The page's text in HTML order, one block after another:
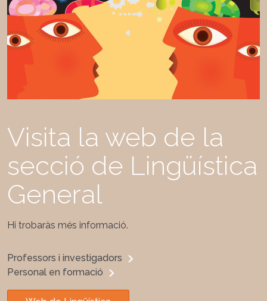
Visita la web de la
secció de Lingüística
General
Hi trobaràs més informació.
Professors i investigadors
Personal en formació